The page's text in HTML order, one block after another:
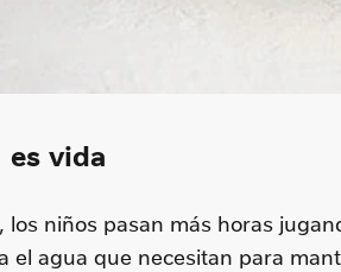
es vida
los niños pasan más horas
el agua que necesitan para